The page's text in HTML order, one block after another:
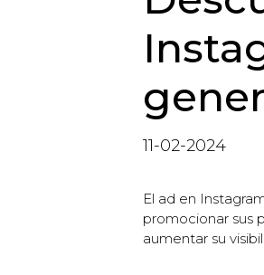
11-02-2024
El ad en
promocionar sus
aumentar su